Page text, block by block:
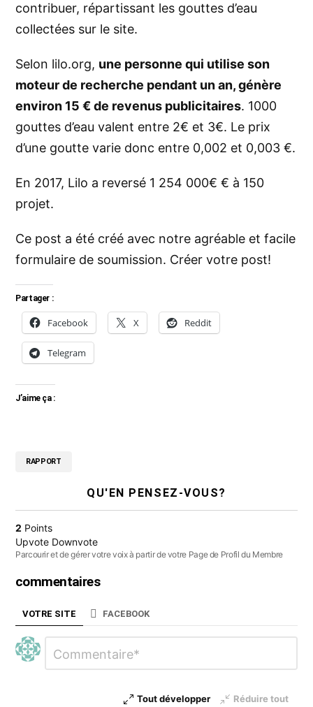
contribuer, répartissant les gouttes d’eau
collectées sur le site.
Selon lilo.org, une personne qui utilise son
moteur de recherche pendant un an, génère
environ 15 € de revenus publicitaires. 1000
gouttes d’eau valent entre 2€ et 3€. Le prix
d’une goutte varie donc entre 0,002 et 0,003 €.
En 2017, Lilo a reversé 1 254 000€ € à 150
projet.
Ce post a été créé avec notre agréable et facile
formulaire de soumission. Créer votre post!
Partager :
Facebook X Reddit
Telegram
J’aime ça :
RAPPORT
QU'EN PENSEZ-VOUS?
2 Points
Upvote Downvote
Parcourir et de gérer votre voix à partir de votre Page de Profil du Membre
commentaires
VOTRE SITE FACEBOOK
Laisser
un
commentaire
Tout développer Réduire tout